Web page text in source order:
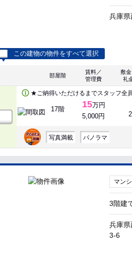
兵庫
この建物の物件をすべて選択
部屋階
賃料／
管理費
敷
礼
★ご納得いただけるまでスタッフ全
17階 15万円
5,000円
写真満載 パノラマ
マン
3階建
兵庫県
3-6